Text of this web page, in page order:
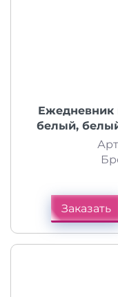
Ежедневник
белый,
Заказать